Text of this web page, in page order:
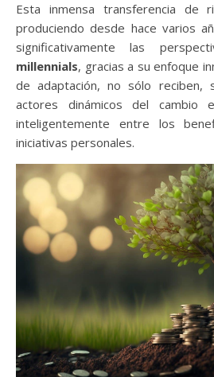
Esta inmensa transferencia de
produciendo desde hace varios
significativamente las
millennials, gracias a su enfoque
de adaptación, no sólo reciben,
actores dinámicos del cambio
inteligentemente entre los
iniciativas personales.